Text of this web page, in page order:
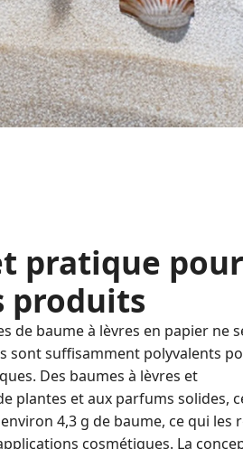
pratique pour
produits
de baume à lèvres en papier ne
sont suffisamment polyvalents
Des baumes à lèvres et
plantes et aux parfums solides,
4,3 g de baume, ce qui les
cosmétiques. La